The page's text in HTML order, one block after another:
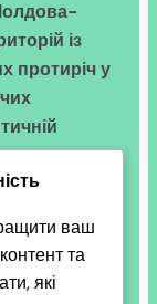
із
протиріч у
і
ваш
та
які